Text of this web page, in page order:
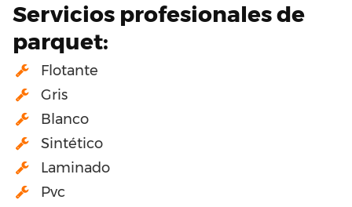
Servicios profesionales de
parquet:
Flotante
Gris
Blanco
Sintético
Laminado
Pvc